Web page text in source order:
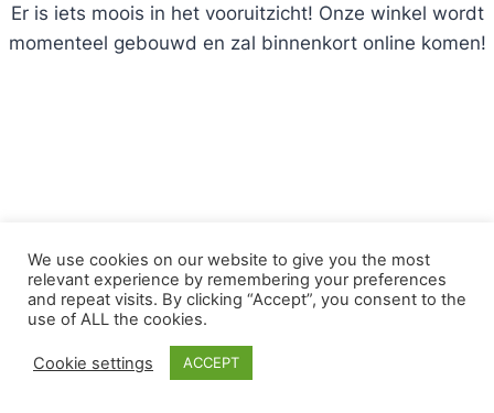
Er is iets moois in het vooruitzicht! Onze winkel wordt
momenteel gebouwd en zal binnenkort online komen!
© 2026 Bloemist Zoetermeer .nl - WordPress
thema doorKadence WP
We use cookies on our website to give you the most
relevant experience by remembering your preferences
and repeat visits. By clicking “Accept”, you consent to the
use of ALL the cookies.
Cookie settings ACCEPT